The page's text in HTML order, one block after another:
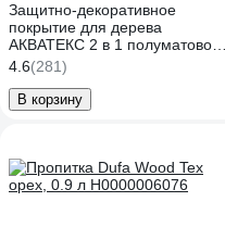
Защитно-декоративное
покрытие для дерева
АКВАТЕКС 2 в 1 полуматовое,
орех, 0.8 л 257202
4.6(281)
В корзину